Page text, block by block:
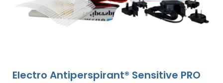
Electro Antiperspirant® Sensitive PRO